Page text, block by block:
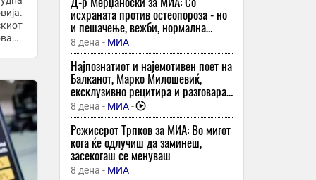
Прокрастинацијата не е мрзеливост:
Зошто ги одложуваме обврските и
како да го прекинеме маѓепсаниот
круг
8 минути -Инфо
Градоначалникот на Општина Охрид,
Кирил Пецаков, оствари работна
средба со градоначалникот на
Општина Либражд
8 минути -Весник Илинден
Потврдени 23 нови случаи на
вирусот на Западен Нил во Грција
8 минути -Република
инспирација“
исхраната против остеопороза - но
и пешачење, вежби, нормална
тежина и без цигари и алкохол
8 дена - МИА
Најпознатиот и најемотивен поет на
Балканот, Марко Милошевиќ,
ексклузивно рецитира и разговара
за МИА: „Подигнете го ракавот - ако
сте се наежиле од стиховите, добро
е!“
8 дена - МИА -
Режисерот Трпков за МИА: Во мигот
кога ќе одлучиш да заминеш,
засекогаш се менуваш
8 дена - МИА